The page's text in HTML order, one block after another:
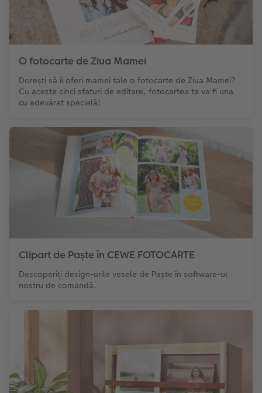
O fotocarte de Ziua Mamei
Dorești să îi oferi mamei tale o fotocarte de Ziua Mamei?
Cu aceste cinci sfaturi de editare, fotocartea ta va fi una
cu adevărat specială!
Clipart de Paște în CEWE FOTOCARTE
Descoperiți design-urile vesele de Paște în software-ul
nostru de comandă.